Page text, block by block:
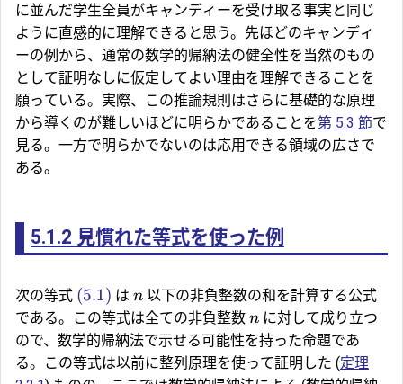
に並んだ学生全員がキャンディーを受け取る事実と同じ
ように直感的に理解できると思う。先ほどのキャンディ
ーの例から、通常の数学的帰納法の健全性を当然のもの
として証明なしに仮定してよい理由を理解できることを
願っている。実際、この推論規則はさらに基礎的な原理
から導くのが難しいほどに明らかであることを第 5.3 節で
見る。一方で明らかでないのは応用できる領域の広さで
ある。
5.1.2 見慣れた等式を使った例
次の等式 (5.1) は n 以下の非負整数の和を計算する公式
である。この等式は全ての非負整数 n に対して成り立つ
ので、数学的帰納法で示せる可能性を持った命題であ
る。この等式は以前に整列原理を使って証明した (定理